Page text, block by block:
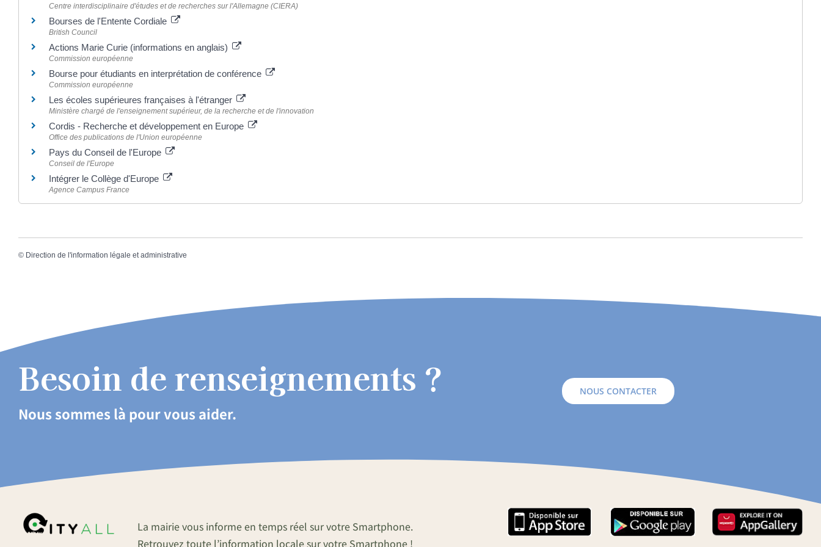
Centre interdisciplinaire d'études et de recherches sur l'Allemagne (CIERA)
Bourses de l'Entente Cordiale
British Council
Actions Marie Curie (informations en anglais)
Commission européenne
Bourse pour étudiants en interprétation de conférence
Commission européenne
Les écoles supérieures françaises à l'étranger
Ministère chargé de l'enseignement supérieur, de la recherche et de l'innovation
Cordis - Recherche et développement en Europe
Office des publications de l'Union européenne
Pays du Conseil de l'Europe
Conseil de l'Europe
Intégrer le Collège d'Europe
Agence Campus France
© Direction de l'information légale et administrative
Besoin de renseignements ?
Nous sommes là pour vous aider.
NOUS CONTACTER
La mairie vous informe en temps réel sur votre Smartphone.
Retrouvez toute l’information locale sur votre Smartphone !